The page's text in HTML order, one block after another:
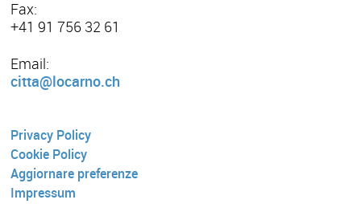
Fax:
+41 91 756 32 61
Email:
citta@locarno.ch
Privacy Policy
Cookie Policy
Aggiornare preferenze
Impressum